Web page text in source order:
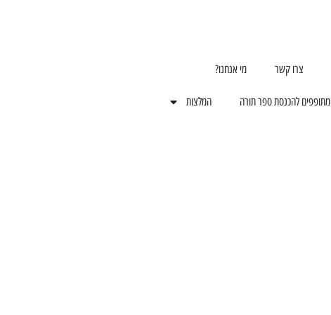
צרו קשר מי אנחנו?
מתופפים להכנסת ספר תורה המלצות